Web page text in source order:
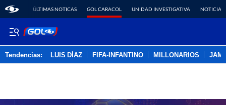
ÚLTIMAS NOTICAS GOL CARACOL UNIDAD INVESTIGATIVA NOTICIAS
Tendencias: LUIS DÍAZ FIFA-INFANTINO MILLONARIOS